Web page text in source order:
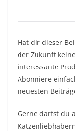
Hat dir dieser
der Zukunft
interessante
Abonniere
neuesten
Gerne darfst du